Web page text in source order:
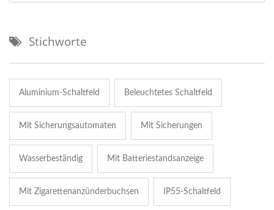
Stichworte
Aluminium-Schaltfeld Beleuchtetes Schaltfeld
Mit Sicherungsautomaten Mit Sicherungen
Wasserbeständig Mit Batteriestandsanzeige
Mit Zigarettenanzünderbuchsen IP55-Schaltfeld